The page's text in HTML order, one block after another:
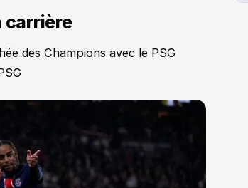
carrière
des Champions avec le PSG